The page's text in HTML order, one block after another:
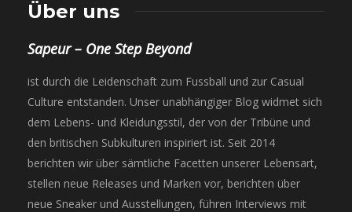
Über uns
Sapeur – One Step Beyond
ist durch die Leidenschaft zum Fussball und zur Casual
Culture entstanden. Unser unabhängiger Blog widmet sich
dem Lebens- und Kleidungsstil, der von der Tribüne und
den britischen Subkulturen inspiriert ist. Seit 2014
berichten wir über sämtliche Facetten unserer Lebensart,
stellen neue Releases und Marken vor, berichten über
neue Sneaker und Ausstellungen, führen Interviews mit